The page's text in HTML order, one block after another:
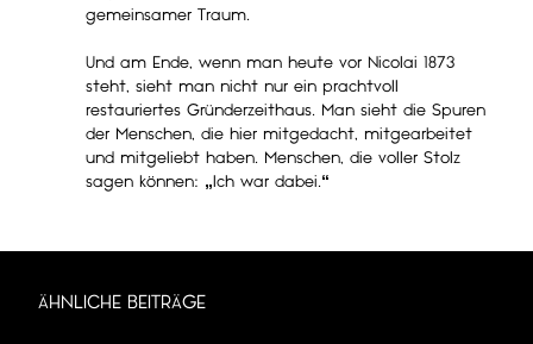
gemeinsamer Traum.
Und am Ende, wenn man heute vor Nicolai 1873
steht, sieht man nicht nur ein prachtvoll
restauriertes Gründerzeithaus. Man sieht die Spuren
der Menschen, die hier mitgedacht, mitgearbeitet
und mitgeliebt haben. Menschen, die voller Stolz
sagen können: „Ich war dabei.“
ÄHNLICHE BEITRÄGE